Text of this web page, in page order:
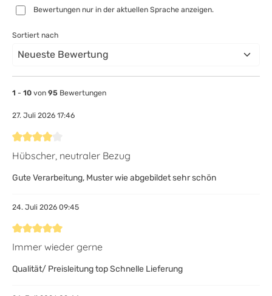
Bewertungen nur in der aktuellen Sprache anzeigen.
Sortiert nach
1 - 10 von 95 Bewertungen
27. Juli 2026 17:46
Bewertung mit 4 von 5 Sternen
Hübscher, neutraler Bezug
Gute Verarbeitung, Muster wie abgebildet sehr schön
24. Juli 2026 09:45
Bewertung mit 5 von 5 Sternen
Immer wieder gerne
Qualität/ Preisleitung top Schnelle Lieferung